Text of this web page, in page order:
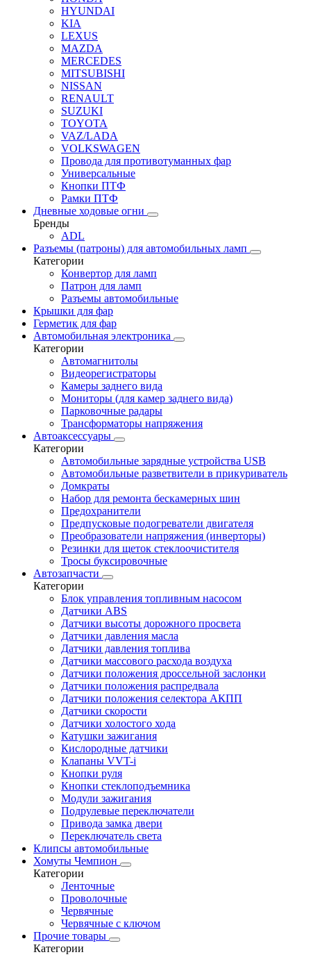
HYUNDAI
KIA
LEXUS
MAZDA
MERCEDES
MITSUBISHI
NISSAN
RENAULT
SUZUKI
TOYOTA
VAZ/LADA
VOLKSWAGEN
Провода для противотуманных фар
Универсальные
Кнопки ПТФ
Рамки ПТФ
Дневные ходовые огни
Бренды
ADL
Разъемы (патроны) для автомобильных ламп
Категории
Конвертор для ламп
Патрон для ламп
Разъемы автомобильные
Крышки для фар
Герметик для фар
Автомобильная электроника
Категории
Автомагнитолы
Видеорегистраторы
Камеры заднего вида
Мониторы (для камер заднего вида)
Парковочные радары
Трансформаторы напряжения
Автоаксессуары
Категории
Автомобильные зарядные устройства USB
Автомобильные разветвители в прикуриватель
Домкраты
Набор для ремонта бескамерных шин
Предохранители
Предпусковые подогреватели двигателя
Преобразователи напряжения (инверторы)
Резинки для щеток стеклоочистителя
Тросы буксировочные
Автозапчасти
Категории
Блок управления топливным насосом
Датчики ABS
Датчики высоты дорожного просвета
Датчики давления масла
Датчики давления топлива
Датчики массового расхода воздуха
Датчики положения дроссельной заслонки
Датчики положения распредвала
Датчики положения селектора АКПП
Датчики скорости
Датчики холостого хода
Катушки зажигания
Кислородные датчики
Клапаны VVT-i
Кнопки руля
Кнопки стеклоподъемника
Модули зажигания
Подрулевые переключатели
Привода замка двери
Переключатель света
Клипсы автомобильные
Хомуты Чемпион
Категории
Ленточные
Проволочные
Червячные
Червячные с ключом
Прочие товары
Категории